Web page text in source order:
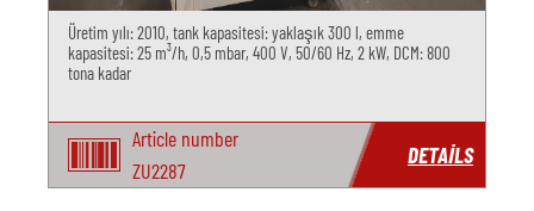
Üretim yılı: 2010, tank kapasitesi: yaklaşık 300 l, emme
kapasitesi: 25 m³/h, 0,5 mbar, 400 V, 50/60 Hz, 2 kW, DCM: 800
tona kadar
Article number
ZU2287
DETAILS